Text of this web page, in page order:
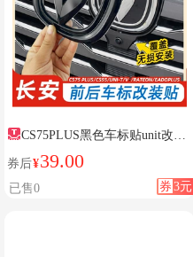
CS75PLUS黑色车标贴unit改装
车标
券后¥39.00
券3元
已售0